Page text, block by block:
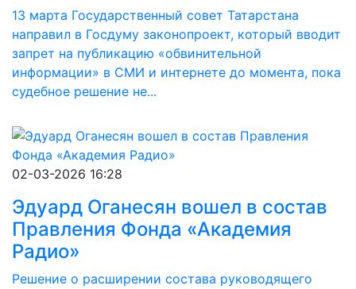
13 марта Государственный совет Татарстана
направил в Госдуму законопроект, который вводит
запрет на публикацию «обвинительной
информации» в СМИ и интернете до момента, пока
судебное решение не...
02-03-2026 16:28
Эдуард Оганесян вошел в состав
Правления Фонда «Академия
Радио»
Решение о расширении состава руководящего